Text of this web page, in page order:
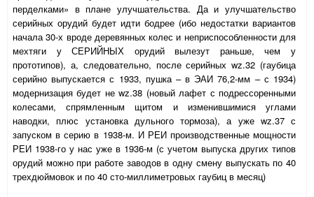
перделками» в плане улучшательства. Да и улучшательство
серийных орудий будет идти бодрее (ибо недостатки вариантов
начала 30-х вроде деревянных колес и неприспособленности для
мехтяги у СЕРИЙНЫХ орудий вылезут раньше, чем у
прототипов), а, следовательно, после серийныхwz.32 (гаубица
серийно выпускается с 1933, пушка – в ЭАИ 76,2-мм – с 1934)
модернизация будет неwz.38 (новый лафет с подрессоренными
колесами, спрямленным щитом и изменившимися углами
наводки, плюс установка дульного тормоза), а уже wz.37 с
запуском в серию в 1938-м. И РЕИ производственные мощности
РЕИ 1938-го у нас уже в 1936-м (с учетом выпуска других типов
орудий можно при работе заводов в одну смену выпускать по 40
трехдюймовок и по 40 сто-миллиметровых гаубиц в месяц)